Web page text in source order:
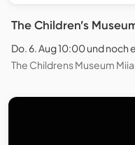
The Children’s
Do. 6. Aug 10:00 und noch
The Childrens Museum